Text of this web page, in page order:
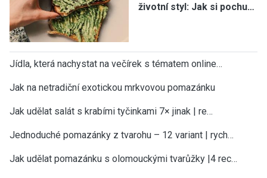
životní styl: Jak si pochu…
Jídla, která nachystat na večírek s tématem online…
Jak na netradiční exotickou mrkvovou pomazánku
Jak udělat salát s krabími tyčinkami 7× jinak | re…
Jednoduché pomazánky z tvarohu – 12 variant | rych…
Jak udělat pomazánku s olomouckými tvarůžky |4 rec…